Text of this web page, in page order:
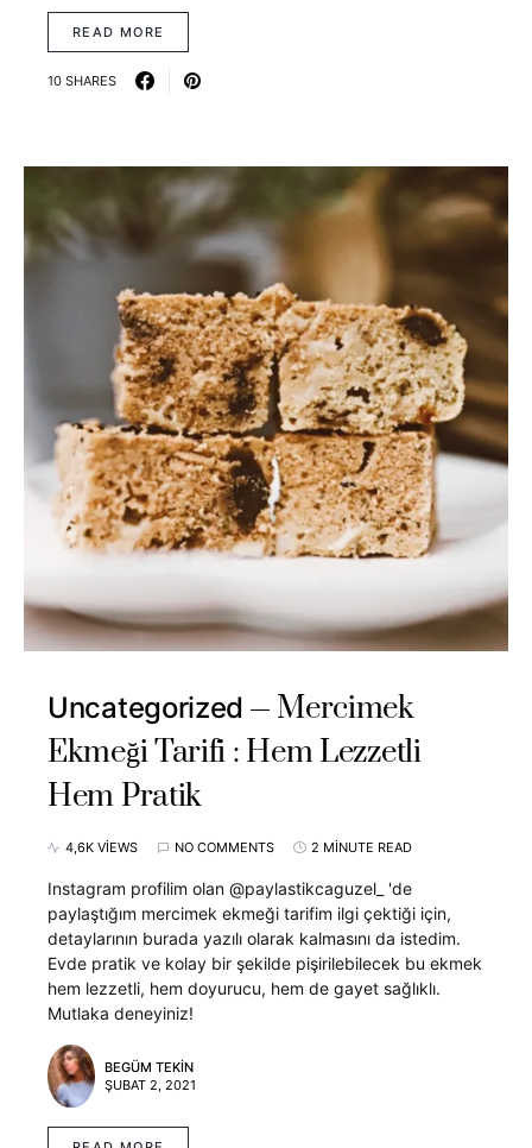
READ MORE
10 SHARES
Uncategorized
Mercimek
Ekmeği Tarifi : Hem Lezzetli
Hem Pratik
4,6K VIEWS NO COMMENTS 2 MINUTE READ
Instagram profilim olan @paylastikcaguzel_ 'de
paylaştığım mercimek ekmeği tarifim ilgi çektiği için,
detaylarının burada yazılı olarak kalmasını da istedim.
Evde pratik ve kolay bir şekilde pişirilebilecek bu ekmek
hem lezzetli, hem doyurucu, hem de gayet sağlıklı.
Mutlaka deneyiniz!
BEGÜM TEKIN
ŞUBAT 2, 2021